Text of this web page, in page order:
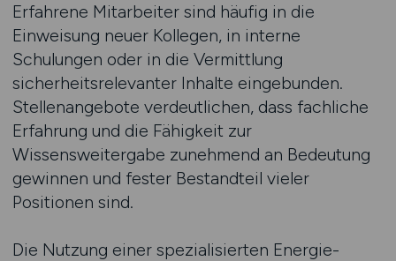
Erfahrene Mitarbeiter sind häufig in die
Einweisung neuer Kollegen, in interne
Schulungen oder in die Vermittlung
sicherheitsrelevanter Inhalte eingebunden.
Stellenangebote verdeutlichen, dass fachliche
Erfahrung und die Fähigkeit zur
Wissensweitergabe zunehmend an Bedeutung
gewinnen und fester Bestandteil vieler
Positionen sind.
Die Nutzung einer spezialisierten Energie-